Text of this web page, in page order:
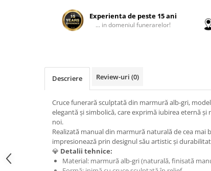
Ingeri din bronz
Litere din bronz
Litere din bronz
Crucifixe din bronz
Litere din bronz
Placa comemorativa QR
REDUCERI SI PROMOTII
Experienta de peste 15 ani
... in domeniul funerarelor!
Descriere Review-uri (0)
Cruce funerară sculptată din marmură alb-gri,
elegantă și simbolică, care exprimă iubirea eternă
noi.
Realizată manual din marmură naturală de cea mai
impresionează prin designul său artistic și
💎 Detalii tehnice:
Material: marmură alb-gri (naturală, finisată